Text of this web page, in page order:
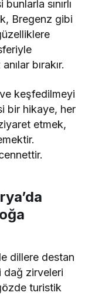
sınırlı
Bregenz gibi
bırakır.
keşfedilmeyi
bir hikaye, her
etmek,
dillere destan
dağ zirveleri
turistik